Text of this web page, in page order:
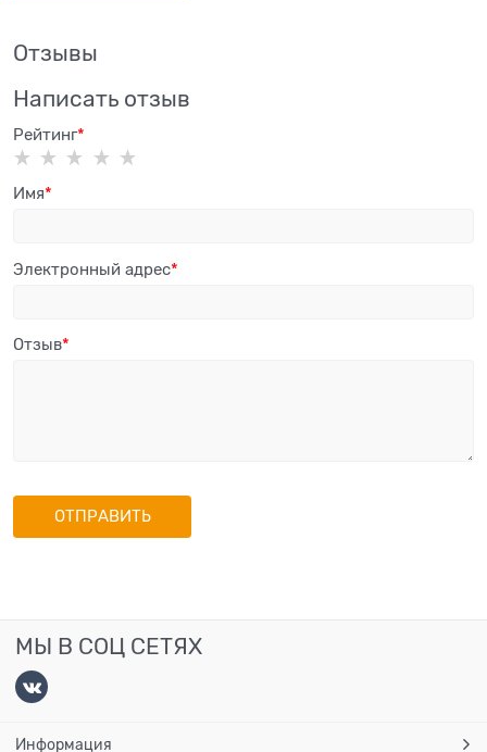
Отзывы
Написать отзыв
Рейтинг
Имя
Электронный адрес
Отзыв
МЫ В СОЦ СЕТЯХ
Информация